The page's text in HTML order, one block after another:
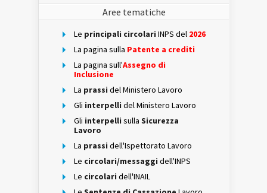
Aree tematiche
Le principali circolari INPS del 2026
La pagina sulla Patente a crediti
La pagina sull'Assegno di
Inclusione
La prassi del Ministero Lavoro
Gli interpelli del Ministero Lavoro
Gli interpelli sulla Sicurezza
Lavoro
La prassi dell'Ispettorato Lavoro
Le circolari/messaggi dell'INPS
Le circolari dell'INAIL